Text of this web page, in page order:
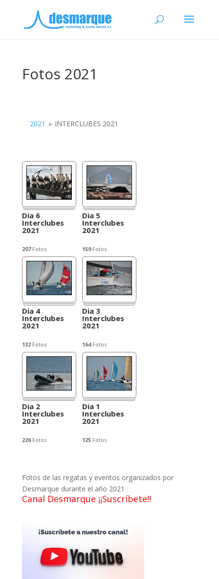
Fotos 2021
2021 » INTERCLUBES 2021
Dia 6
Interclubes
2021
207Fotos
Dia 5
Interclubes
2021
159Fotos
Dia 4
Interclubes
2021
132Fotos
Dia 3
Interclubes
2021
164Fotos
Dia 2
Interclubes
2021
226Fotos
Dia 1
Interclubes
2021
125Fotos
Fotos de las regatas y eventos organizados por
Desmarque durante el año 2021
Canal Desmarque ¡¡Suscríbete!!